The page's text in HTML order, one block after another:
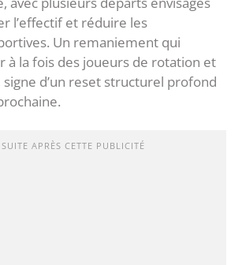
l’effectif et réduire les
Un remaniement qui
à la fois des joueurs de rotation et
signe d’un reset structurel profond
APRÈS CETTE PUBLICITÉ